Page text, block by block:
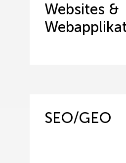
Websites &
SEO/GEO